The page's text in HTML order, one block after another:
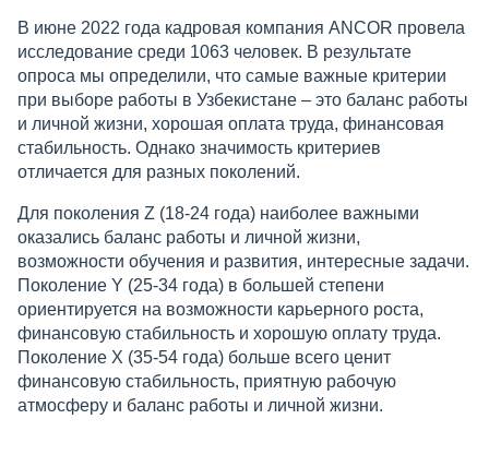
В июне 2022 года кадровая компания ANCOR провела
исследование среди 1063 человек. В результате
опроса мы определили, что самые важные критерии
при выборе работы в Узбекистане – это баланс работы
и личной жизни, хорошая оплата труда, финансовая
стабильность. Однако значимость критериев
отличается для разных поколений.
Для поколения Z (18-24 года) наиболее важными
оказались баланс работы и личной жизни,
возможности обучения и развития, интересные задачи.
Поколение Y (25-34 года) в большей степени
ориентируется на возможности карьерного роста,
финансовую стабильность и хорошую оплату труда.
Поколение X (35-54 года) больше всего ценит
финансовую стабильность, приятную рабочую
атмосферу и баланс работы и личной жизни.